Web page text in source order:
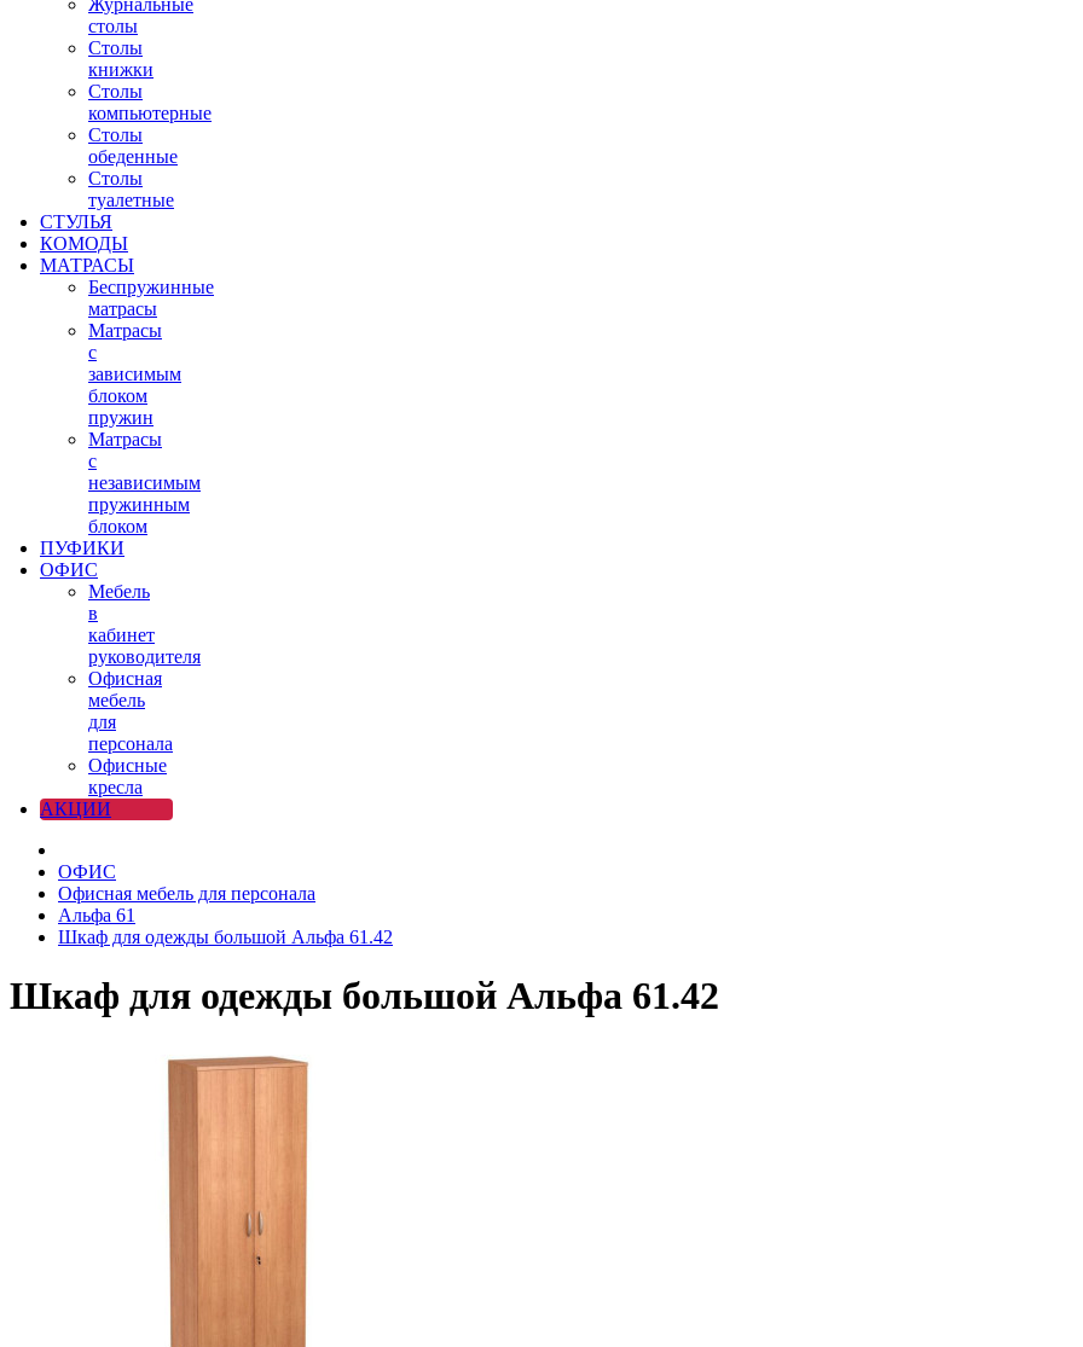
Журнальные
столы
Столы
книжки
Столы
компьютерные
Столы
обеденные
Столы
туалетные
СТУЛЬЯ
КОМОДЫ
МАТРАСЫ
Беспружинные
матрасы
Матрасы
с
зависимым
блоком
пружин
Матрасы
с
независимым
пружинным
блоком
ПУФИКИ
ОФИС
Мебель
в
кабинет
руководителя
Офисная
мебель
для
персонала
Офисные
кресла
АКЦИИ
ОФИС
Офисная мебель для персонала
Альфа 61
Шкаф для одежды большой Альфа 61.42
Шкаф для одежды большой Альфа 61.42